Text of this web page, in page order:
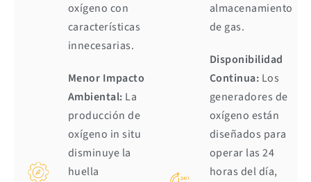
oxígeno con
características
innecesarias.
Menor Impacto
Ambiental: La
producción de
oxígeno in situ
disminuye la
huella
almacenamiento
de gas.
Disponibilidad
Continua: Los
generadores de
oxígeno están
diseñados para
operar las 24
horas del día,